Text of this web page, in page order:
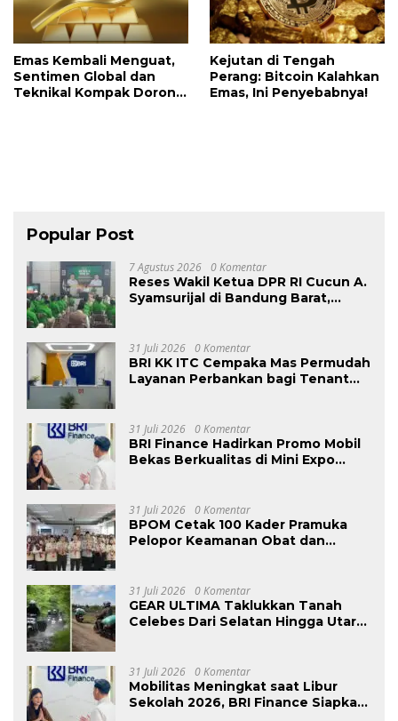
Emas Kembali Menguat,
Sentimen Global dan
Teknikal Kompak Dorong
Kejutan di Tengah
Perang: Bitcoin Kalahkan
Emas, Ini Penyebabnya!
Popular Post
7 Agustus 2026 0 Komentar
Reses Wakil Ketua DPR RI Cucun A.
Syamsurijal di Bandung Barat,
Bedah Rumah
31 Juli 2026 0 Komentar
BRI KK ITC Cempaka Mas Permudah
Layanan Perbankan bagi Tenant
31 Juli 2026 0 Komentar
BRI Finance Hadirkan Promo Mobil
Bekas Berkualitas di Mini Expo
31 Juli 2026 0 Komentar
BPOM Cetak 100 Kader Pramuka
Pelopor Keamanan Obat dan
31 Juli 2026 0 Komentar
GEAR ULTIMA Taklukkan Tanah
Celebes Dari Selatan Hingga Utara
31 Juli 2026 0 Komentar
Mobilitas Meningkat saat Libur
Sekolah 2026, BRI Finance Siapkan